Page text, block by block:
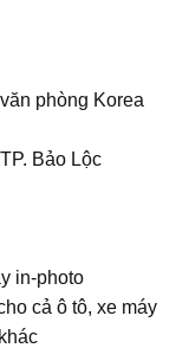
phòng Korea
Bảo Lộc
in-photo
cả ô tô, xe máy